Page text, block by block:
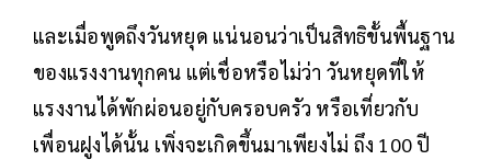
และเมื่อพูดถึงวันหยุด แน่นอนว่าเป็นสิทธิขั้นพื้นฐาน
ของแรงงานทุกคน แต่เชื่อหรือไม่ว่า วันหยุดที่ให้
แรงงานได้พักผ่อนอยู่กับครอบครัว หรือเที่ยวกับ
เพื่อนฝูงได้นั้น เพิ่งจะเกิดขึ้นมาเพียงไม่ ถึง 100 ปี